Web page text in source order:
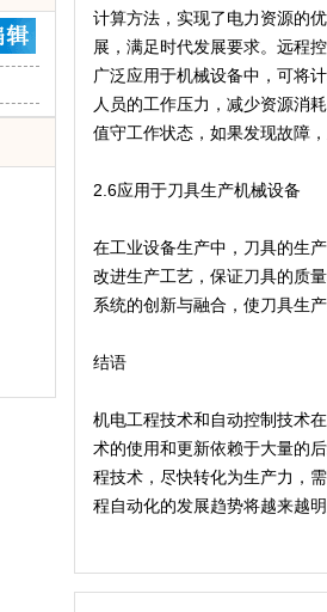
计算方法，实现了电力资源的
展，满足时代发展要求。远程
广泛应用于机械设备中，可将
人员的工作压力，减少资源消
值守工作状态，如果发现故障
2.6应用于刀具生产机械设备
在工业设备生产中，刀具的生
改进生产工艺，保证刀具的质
系统的创新与融合，使刀具生
结语
机电工程技术和自动控制技术
术的使用和更新依赖于大量的
程技术，尽快转化为生产力，
程自动化的发展趋势将越来越